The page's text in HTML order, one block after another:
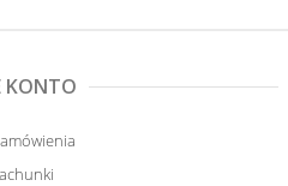
KONTO